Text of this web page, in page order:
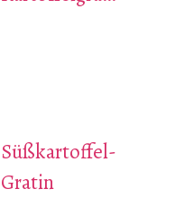
Süßkartoffel-
Gratin